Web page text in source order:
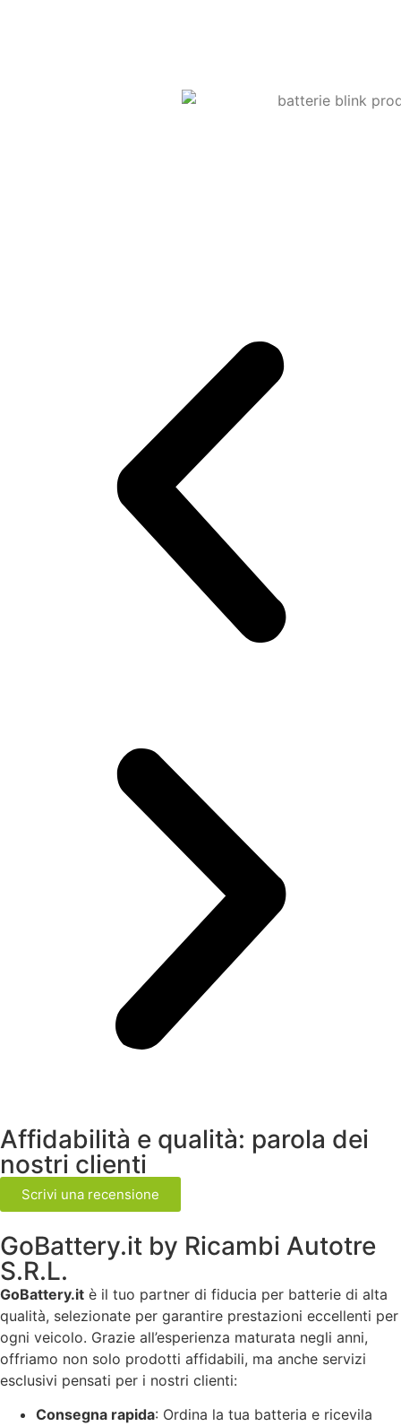
Affidabilità e qualità: parola dei
nostri clienti
Scrivi una recensione
GoBattery.it by Ricambi Autotre
S.R.L.
GoBattery.it è il tuo partner di fiducia per batterie di alta
qualità, selezionate per garantire prestazioni eccellenti per
ogni veicolo. Grazie all’esperienza maturata negli anni,
offriamo non solo prodotti affidabili, ma anche servizi
esclusivi pensati per i nostri clienti:
Consegna rapida: Ordina la tua batteria e ricevila